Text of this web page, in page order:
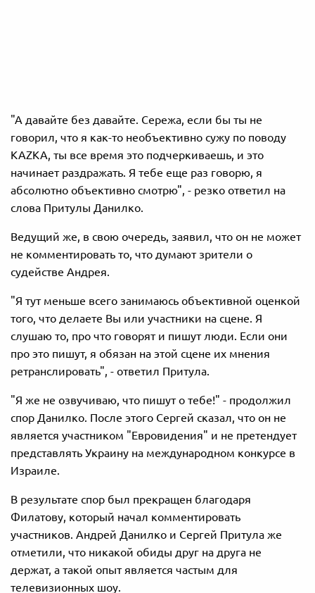
"А давайте без давайте. Сережа, если бы ты не
говорил, что я как-то необъективно сужу по поводу
KAZKA, ты все время это подчеркиваешь, и это
начинает раздражать. Я тебе еще раз говорю, я
абсолютно объективно смотрю", - резко ответил на
слова Притулы Данилко.
Ведущий же, в свою очередь, заявил, что он не может
не комментировать то, что думают зрители о
судействе Андрея.
"Я тут меньше всего занимаюсь объективной оценкой
того, что делаете Вы или участники на сцене. Я
слушаю то, про что говорят и пишут люди. Если они
про это пишут, я обязан на этой сцене их мнения
ретранслировать", - ответил Притула.
"Я же не озвучиваю, что пишут о тебе!" - продолжил
спор Данилко. После этого Сергей сказал, что он не
является участником "Евровидения" и не претендует
представлять Украину на международном конкурсе в
Израиле.
В результате спор был прекращен благодаря
Филатову, который начал комментировать
участников. Андрей Данилко и Сергей Притула же
отметили, что никакой обиды друг на друга не
держат, а такой опыт является частым для
телевизионных шоу.